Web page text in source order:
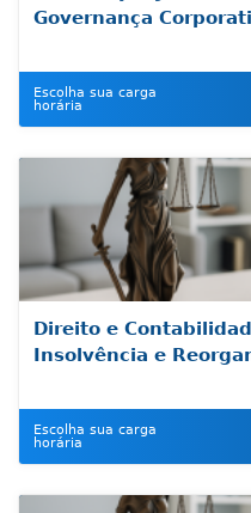
Governança
Escolha sua carga
horária
Direito e
Insolvência e
Escolha sua carga
horária